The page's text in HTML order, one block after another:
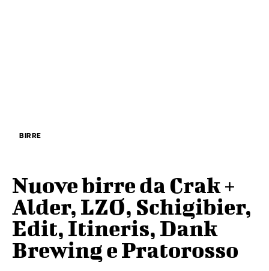
BIRRE
Nuove birre da Crak +
Alder, LZO, Schigibier,
Edit, Itineris, Dank
Brewing e Pratorosso